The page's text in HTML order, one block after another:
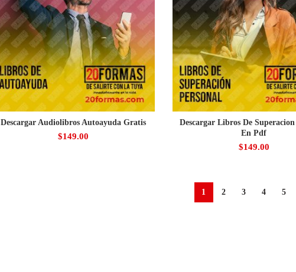
Descargar Audiolibros Autoayuda Gratis
$149.00
Descargar Libros De Superacion
En Pdf
$149.00
1 2 3 4 5